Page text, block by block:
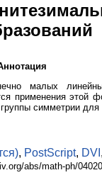
малых
применения этой
симметрии для
, PostScript, DVI ,
abs/math-ph/